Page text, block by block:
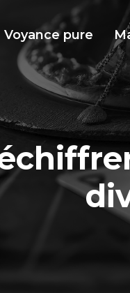
Voyance pure